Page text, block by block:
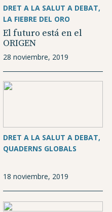
DRET A LA SALUT A DEBAT
LA FIEBRE DEL ORO
El futuro está en el
ORIGEN
28 noviembre, 2019
DRET A LA SALUT A DEBAT
QUADERNS GLOBALS
18 noviembre, 2019